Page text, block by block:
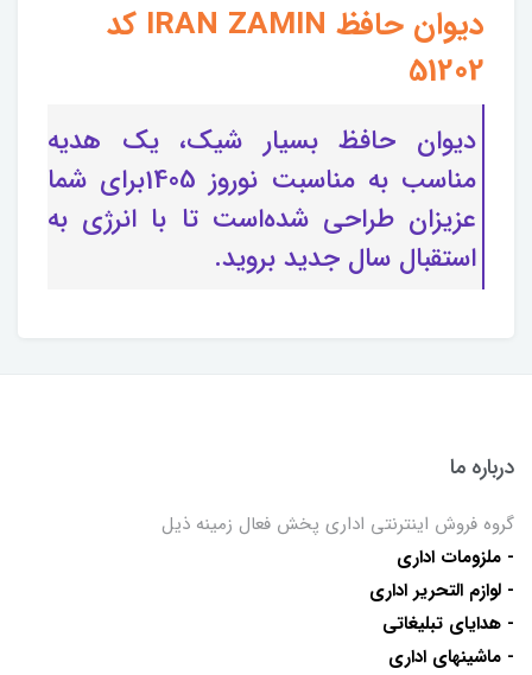
دیوان حافظ IRAN ZAMIN کد
51202
دیوان حافظ بسیار شیک، یک هدیه
مناسب به مناسبت نوروز 1405برای شما
عزیزان طراحی شده‌است تا با انرژی به
استقبال سال جدید بروید.
درباره ما
گروه فروش اینترنتی اداری پخش فعال زمینه ذیل
- ملزومات اداری
- لوازم التحریر اداری
- هدایای تبلیغاتی
- ماشینهای اداری